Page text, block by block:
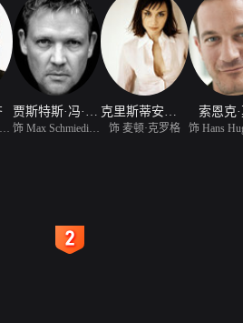
饰 麦顿·克罗格
索恩克